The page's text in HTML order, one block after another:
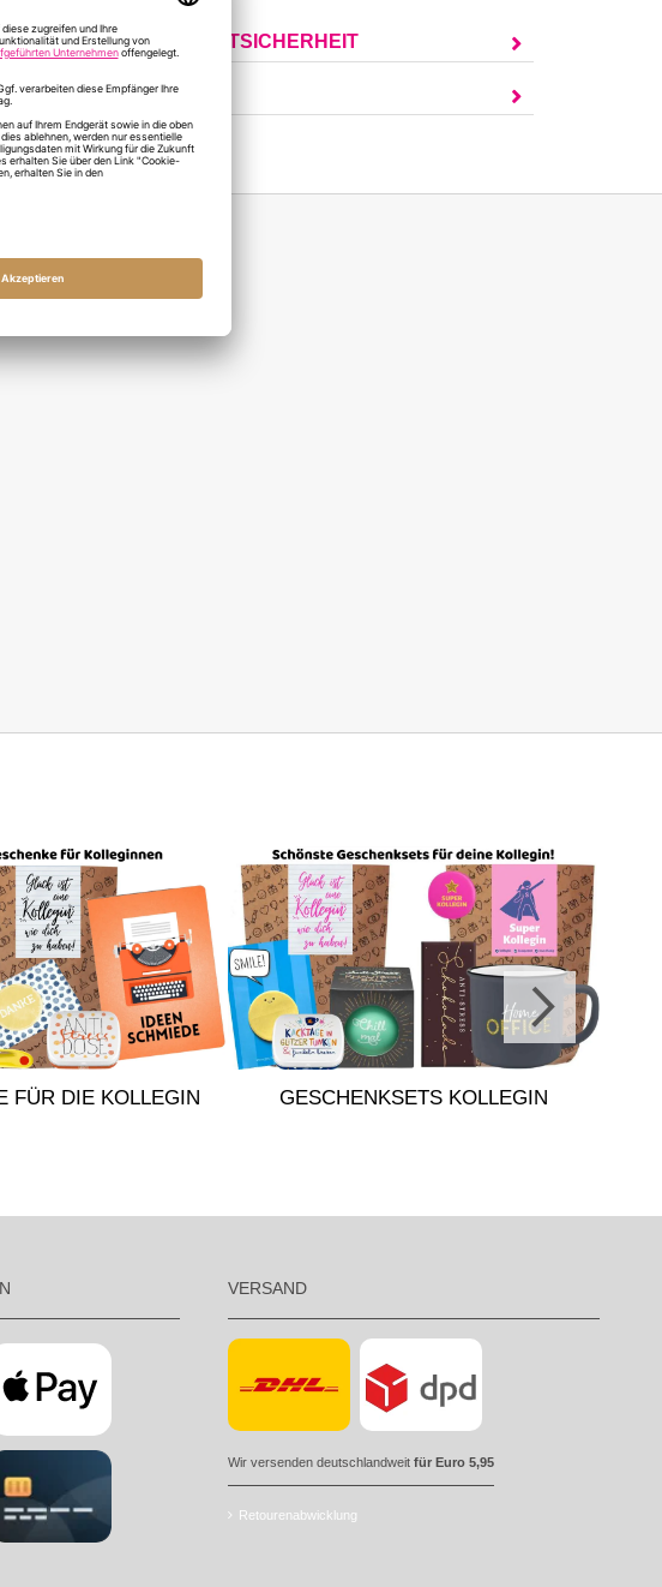
ZUR PRODUKTSICHERHEIT
NOCH FRAGEN?
FÜR DIE KOLLEGIN GESCHENKSETS KOLLEGIN
VERSAND
Wir versenden deutschlandweit für Euro 5,95
Retourenabwicklung